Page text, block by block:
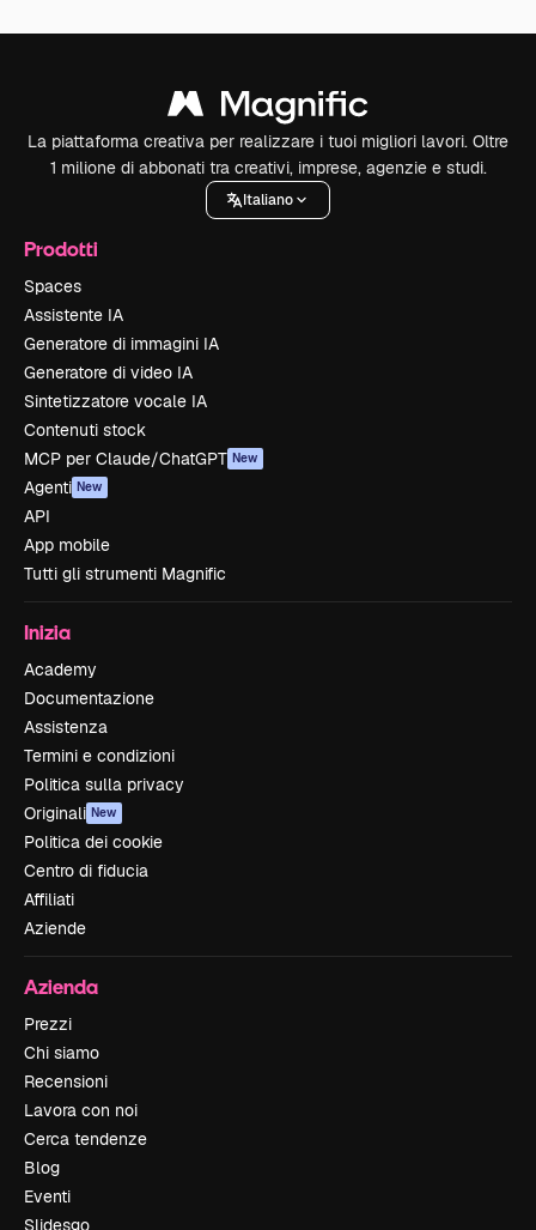
La piattaforma creativa per realizzare i tuoi migliori lavori. Oltre
1 milione di abbonati tra creativi, imprese, agenzie e studi.
Italiano
Prodotti
Spaces
Assistente IA
Generatore di immagini IA
Generatore di video IA
Sintetizzatore vocale IA
Contenuti stock
MCP per Claude/ChatGPT New
Agenti New
API
App mobile
Tutti gli strumenti Magnific
Inizia
Academy
Documentazione
Assistenza
Termini e condizioni
Politica sulla privacy
Originali New
Politica dei cookie
Centro di fiducia
Affiliati
Aziende
Azienda
Prezzi
Chi siamo
Recensioni
Lavora con noi
Cerca tendenze
Blog
Eventi
Slidesgo